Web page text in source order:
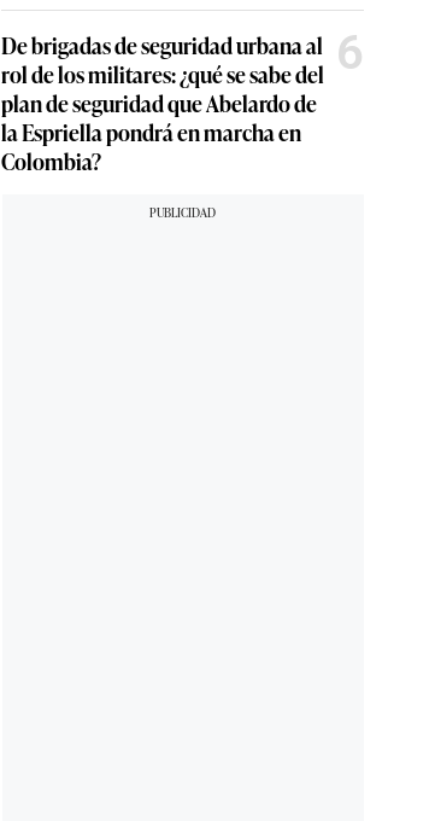
De brigadas de seguridad urbana al
rol de los militares: ¿qué se sabe del
plan de seguridad que Abelardo de
la Espriella pondrá en marcha en
Colombia?
6